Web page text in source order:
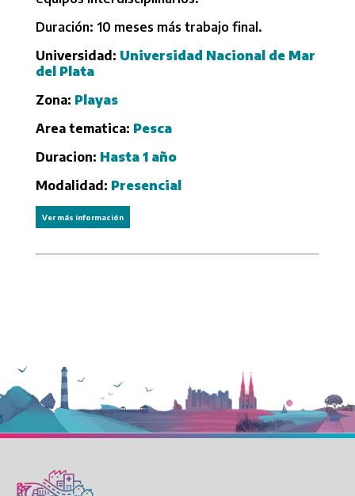
Duración: 10 meses más trabajo final.
Universidad: Universidad Nacional de Mar
del Plata
Zona: Playas
Area tematica: Pesca
Duracion: Hasta 1 año
Modalidad: Presencial
Ver más información